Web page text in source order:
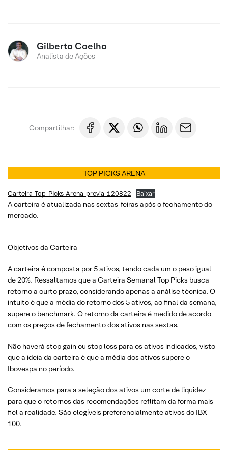
Gilberto Coelho
Analista de Ações
Compartilhar:
TOP PICKS ARENA
Carteira-Top-PIcks-Arena-previa-120822 Baixar
A carteira é atualizada nas sextas-feiras após o fechamento do
mercado.
Objetivos da Carteira
A carteira é composta por 5 ativos, tendo cada um o peso igual
de 20%. Ressaltamos que a Carteira Semanal Top Picks busca
retorno a curto prazo, considerando apenas a análise técnica. O
intuito é que a média do retorno dos 5 ativos, ao final da semana,
supere o benchmark. O retorno da carteira é medido de acordo
com os preços de fechamento dos ativos nas sextas.
Não haverá stop gain ou stop loss para os ativos indicados, visto
que a ideia da carteira é que a média dos ativos supere o
Ibovespa no período.
Consideramos para a seleção dos ativos um corte de liquidez
para que o retornos das recomendações reflitam da forma mais
fiel a realidade. São elegíveis preferencialmente ativos do IBX-
100.